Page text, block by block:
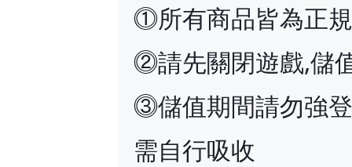
⓵所有商品皆為正
⓶請先關閉遊戲,儲
⓷儲值期間請勿強
需自行吸收